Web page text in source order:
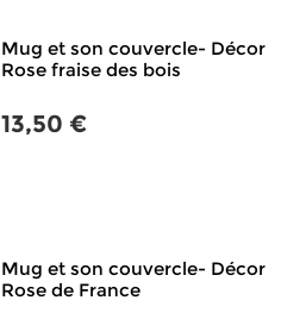
Mug et son couvercle- Décor
Rose fraise des bois
13,50 €
Mug et son couvercle- Décor
Rose de France